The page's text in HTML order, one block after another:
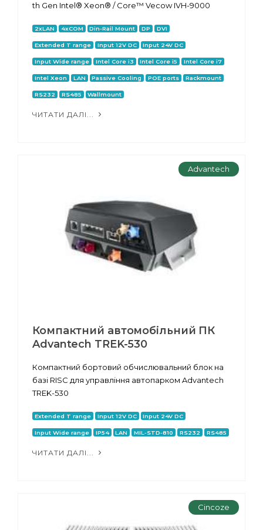
th Gen Intel® Xeon® / Core™ Vecow IVH-9000
2xLAN 4xCOM Din-Rail Mount DP DVI
Extended T range Input 12V DC Input 24V DC
Input Wide range Intel Core i3 Intel Core i5 Intel Core i7
Intel Xeon LAN Passive Cooling POE ports Rackmount
RS232 RS485 Wallmount
ЧИТАТИ ДАЛІ...
Advantech
Компактний автомобільний ПК
Advantech TREK-530
Компактний бортовий обчислювальний блок на
базі RISC для управління автопарком Advantech
TREK-530
Extended T range Input 12V DC Input 24V DC
Input Wide range IP54 LAN MIL-STD-810 RS232 RS485
ЧИТАТИ ДАЛІ...
Cincoze